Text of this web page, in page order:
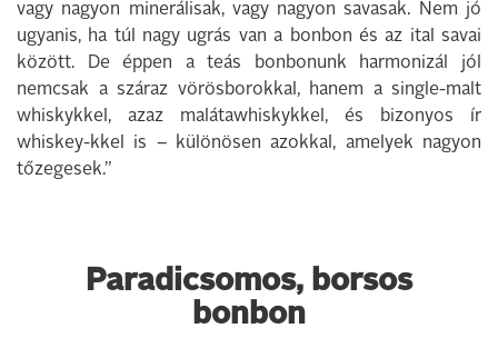
vagy nagyon minerálisak, vagy nagyon savasak. Nem jó
ugyanis, ha túl nagy ugrás van a bonbon és az ital savai
között. De éppen a teás bonbonunk harmonizál jól
nemcsak a száraz vörösborokkal, hanem a single-malt
whiskykkel, azaz malátawhiskykkel, és bizonyos ír
whiskey-kkel is – különösen azokkal, amelyek nagyon
tőzegesek.”
Paradicsomos, borsos
bonbon